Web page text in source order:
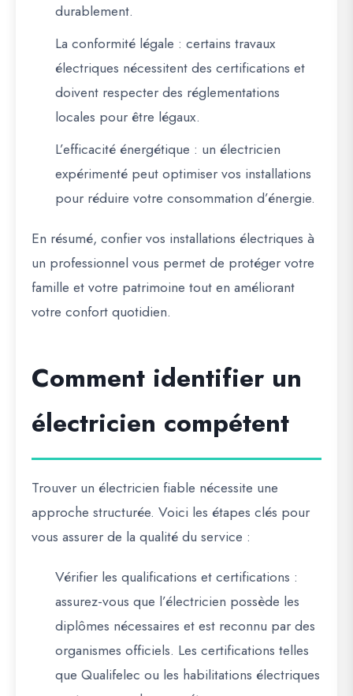
durablement.
La conformité légale : certains travaux
électriques nécessitent des certifications et
doivent respecter des réglementations
locales pour être légaux.
L’efficacité énergétique : un électricien
expérimenté peut optimiser vos installations
pour réduire votre consommation d’énergie.
En résumé, confier vos installations électriques à
un professionnel vous permet de protéger votre
famille et votre patrimoine tout en améliorant
votre confort quotidien.
Comment identifier un
électricien compétent
Trouver un électricien fiable nécessite une
approche structurée. Voici les étapes clés pour
vous assurer de la qualité du service :
Vérifier les qualifications et certifications :
assurez-vous que l’électricien possède les
diplômes nécessaires et est reconnu par des
organismes officiels. Les certifications telles
que Qualifelec ou les habilitations électriques